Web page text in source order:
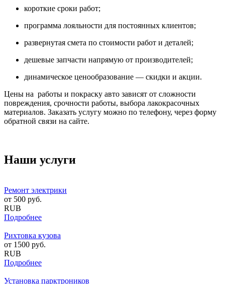
короткие сроки работ;
программа лояльности для постоянных клиентов;
развернутая смета по стоимости работ и деталей;
дешевые запчасти напрямую от производителей;
динамическое ценообразование — скидки и акции.
Цены на работы и покраску авто зависят от сложности
повреждения, срочности работы, выбора лакокрасочных
материалов. Заказать услугу можно по телефону, через форму
обратной связи на сайте.
Наши услуги
Ремонт электрики
от 500 руб.
RUB
Подробнее
Рихтовка кузова
от 1500 руб.
RUB
Подробнее
Установка парктроников